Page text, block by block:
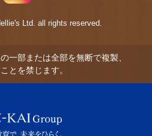
Ltd. all rights reserved.
一部または全部を無断で複製、
とを禁じます。